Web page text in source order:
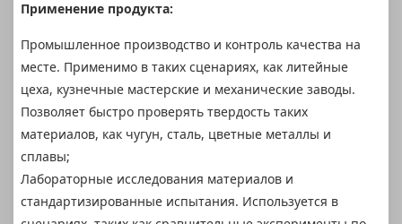
Применение продукта:
Промышленное производство и контроль качества на
месте. Применимо в таких сценариях, как литейные
цеха, кузнечные мастерские и механические заводы.
Позволяет быстро проверять твердость таких
материалов, как чугун, сталь, цветные металлы и
сплавы;
Лабораторные исследования материалов и
стандартизированные испытания. Используется в